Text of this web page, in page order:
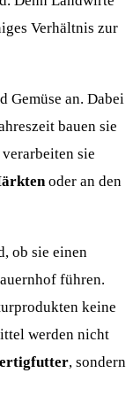
Verhältnis zur
Gemüse an. Dabei
bauen sie
sie
oder an den
ob sie einen
führen.
keine
werden nicht
, sondern